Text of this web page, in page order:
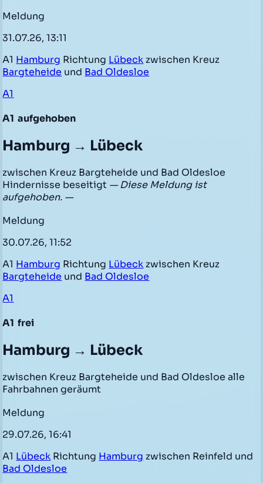
Meldung
31.07.26, 13:11
A1 Hamburg Richtung Lübeck zwischen Kreuz
Bargteheide und Bad Oldesloe
A1
A1 aufgehoben
Hamburg → Lübeck
zwischen Kreuz Bargteheide und Bad Oldesloe
Hindernisse beseitigt — Diese Meldung ist
aufgehoben. —
Meldung
30.07.26, 11:52
A1 Hamburg Richtung Lübeck zwischen Kreuz
Bargteheide und Bad Oldesloe
A1
A1 frei
Hamburg → Lübeck
zwischen Kreuz Bargteheide und Bad Oldesloe alle
Fahrbahnen geräumt
Meldung
29.07.26, 16:41
A1 Lübeck Richtung Hamburg zwischen Reinfeld und
Bad Oldesloe